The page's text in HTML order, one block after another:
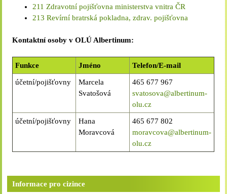
211 Zdravotní pojišťovna ministerstva vnitra ČR
213 Revírní bratrská pokladna, zdrav. pojišťovna
Kontaktní osoby v OLÚ Albertinum:
Funkce Jméno Telefon/E-mail
účetní/pojišťovny
Marcela
Svatošová
465 677 967
svatosova@albertinum-
olu.cz
účetní/pojišťovny
Hana
Moravcová
465 677 802
moravcova@albertinum-
olu.cz
Informace pro cizince